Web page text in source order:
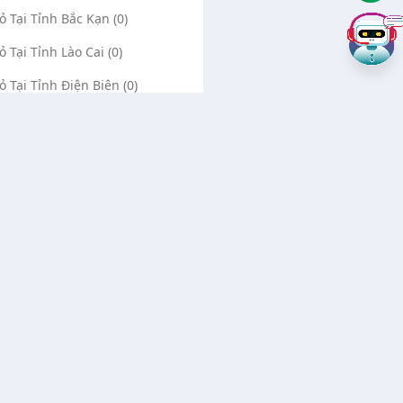
Tại Tỉnh Bắc Kạn (0)
Tại Tỉnh Lào Cai (0)
Tại Tỉnh Điện Biên (0)